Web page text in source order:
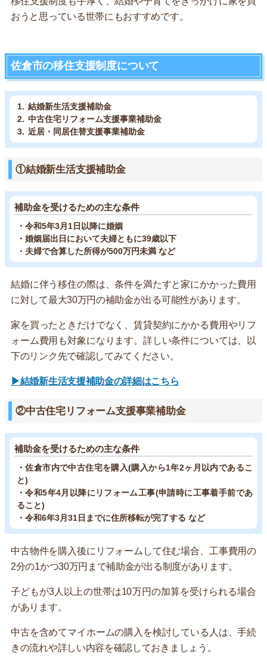
おうと思っている世帯にもおすすめです。
佐倉市の移住支援制度について
結婚新生活支援補助金
中古住宅リフォーム支援事業補助金
近居・同居住替支援事業補助金
①結婚新生活支援補助金
補助金を受けるための主な条件
・令和5年3月1日以降に婚姻
・婚姻届出日において夫婦ともに39歳以下
・夫婦で合算した所得が500万円未満 など
結婚に伴う移住の際は、条件を満たすと家にかかった費用
に対して最大30万円の補助金が出る可能性があります。
家を買ったときだけでなく、賃貸契約にかかる費用やリフ
ォーム費用も対象になります。詳しい条件については、以
下のリンク先で確認してみてください。
▶結婚新生活支援補助金の詳細はこちら
②中古住宅リフォーム支援事業補助金
補助金を受けるための主な条件
・佐倉市内で中古住宅を購入(購入から1年2ヶ月以内であるこ
と)
・令和5年4月以降にリフォーム工事(申請時に工事着手前であ
ること)
・令和6年3月31日までに住所移転が完了する など
中古物件を購入後にリフォームして住む場合、工事費用の
2分の1かつ30万円まで補助金が出る制度があります。
子どもが3人以上の世帯は10万円の加算を受けられる場合
があります。
中古を含めてマイホームの購入を検討している人は、手続
きの流れや詳しい内容を確認しておきましょう。